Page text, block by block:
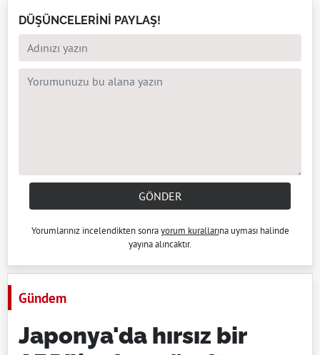
DÜŞÜNCELERİNİ PAYLAŞ!
GÖNDER
Yorumlarınız incelendikten sonrayorum kurallarına uyması halinde
yayına alıncaktır.
Gündem
Japonya'da hırsız bir